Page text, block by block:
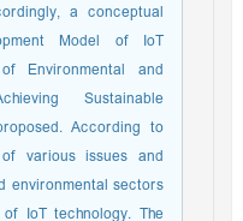
a conceptual
Model of IoT
Environmental and
Sustainable
According to
various issues and
environmental sectors
IoT technology. The